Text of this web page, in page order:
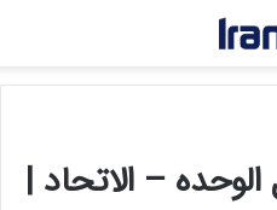
– الاتحاد |